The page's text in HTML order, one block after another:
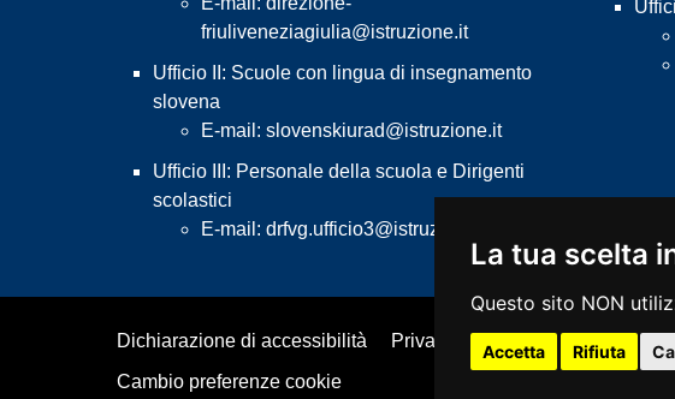
La tua scelta
Questo sito NON
Accetta Rifiuta
friuliveneziagiulia@istruzione.it
Ufficio II: Scuole con lingua di insegnamento
slovena
E-mail: slovenskiurad@istruzione.it
Ufficio III: Personale della scuola e Dirigenti
scolastici
E-mail: drfvg.ufficio3@istruzione.it
Dichiarazione di accessibilità Privacy & Cookies Policy
Cambio preferenze cookie